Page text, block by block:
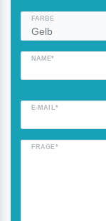
FARBE
NAME*
E-MAIL*
FRAGE*